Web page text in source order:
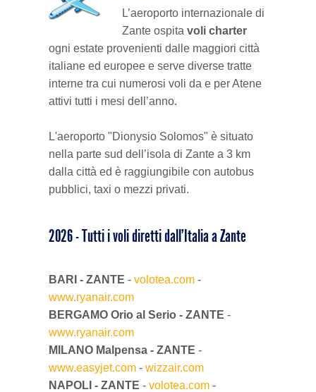
6 - Bochali
7 - Grotte blu
8 - Vita notturna
10 - Kampi
Campeggi
Ristoranti
Divertimenti e Sport
Negozi e Prodotti tipici di Zante
Mappa e regole del Parco Marino
Le tartarughe Caretta-Caretta
Le isole Strofadi
Città di Zante
Alykes e Alikanas
Argasi
Keri e Limni Keri
Laganas
Tsilivi
Vassilikos
Volimes
Villaggi del nord
ZANTE IN 7 GIORNI
7 Itinerari per conoscere Zante
Navagio e costa occidentale
Grotte di Keri e Marathonissi
Vassilikos e il sud
Grotte blu e nord selvaggio
Tra Alykes e Tsilivi
Zante e Bochali
MUSEI, CHIESE E CULTURA
Cultura a Zante
Musei
Chiese e Monasteri
Monumenti
Luoghi storici
BLOG
L’aeroporto internazionale di
Zante ospita voli charter
ogni estate provenienti dalle maggiori città
italiane ed europee e serve diverse tratte
interne tra cui numerosi voli da e per Atene
attivi tutti i mesi dell’anno.
L'aeroporto "Dionysio Solomos" è situato
nella parte sud dell’isola di Zante a 3 km
dalla città ed è raggiungibile con autobus
pubblici, taxi o mezzi privati.
2026 - Tutti i voli diretti dall’Italia a Zante
BARI - ZANTE - volotea.com -
www.ryanair.com
BERGAMO Orio al Serio - ZANTE -
www.ryanair.com
MILANO Malpensa - ZANTE -
www.easyjet.com - wizzair.com
NAPOLI - ZANTE - volotea.com -